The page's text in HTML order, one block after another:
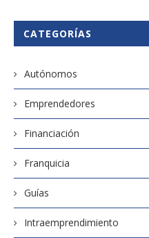
CATEGORÍAS
Autónomos
Emprendedores
Financiación
Franquicia
Guías
Intraemprendimiento